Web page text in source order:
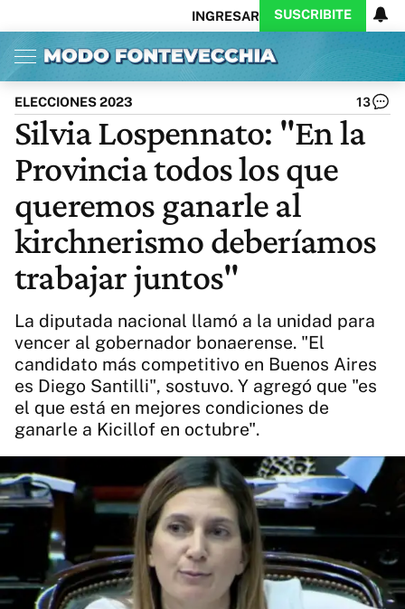
INGRESAR SUSCRIBITE
Inicio Ahora
Opinión
Política
Ciencia
Cultura
Arte
Educación
Internacional
Clima
CARAS
Exitoina
Turismo
Videos
Córdoba
Reperfilar
Business
Noticias
Caras
Exitoina
Gaming
Diario del Juicio
Actualidad
ELECCIONES 2023 13
Silvia Lospennato: "En la
Provincia todos los que
queremos ganarle al
kirchnerismo deberíamos
trabajar juntos"
La diputada nacional llamó a la unidad para
vencer al gobernador bonaerense. "El
candidato más competitivo en Buenos Aires
es Diego Santilli", sostuvo. Y agregó que "es
el que está en mejores condiciones de
ganarle a Kicillof en octubre".